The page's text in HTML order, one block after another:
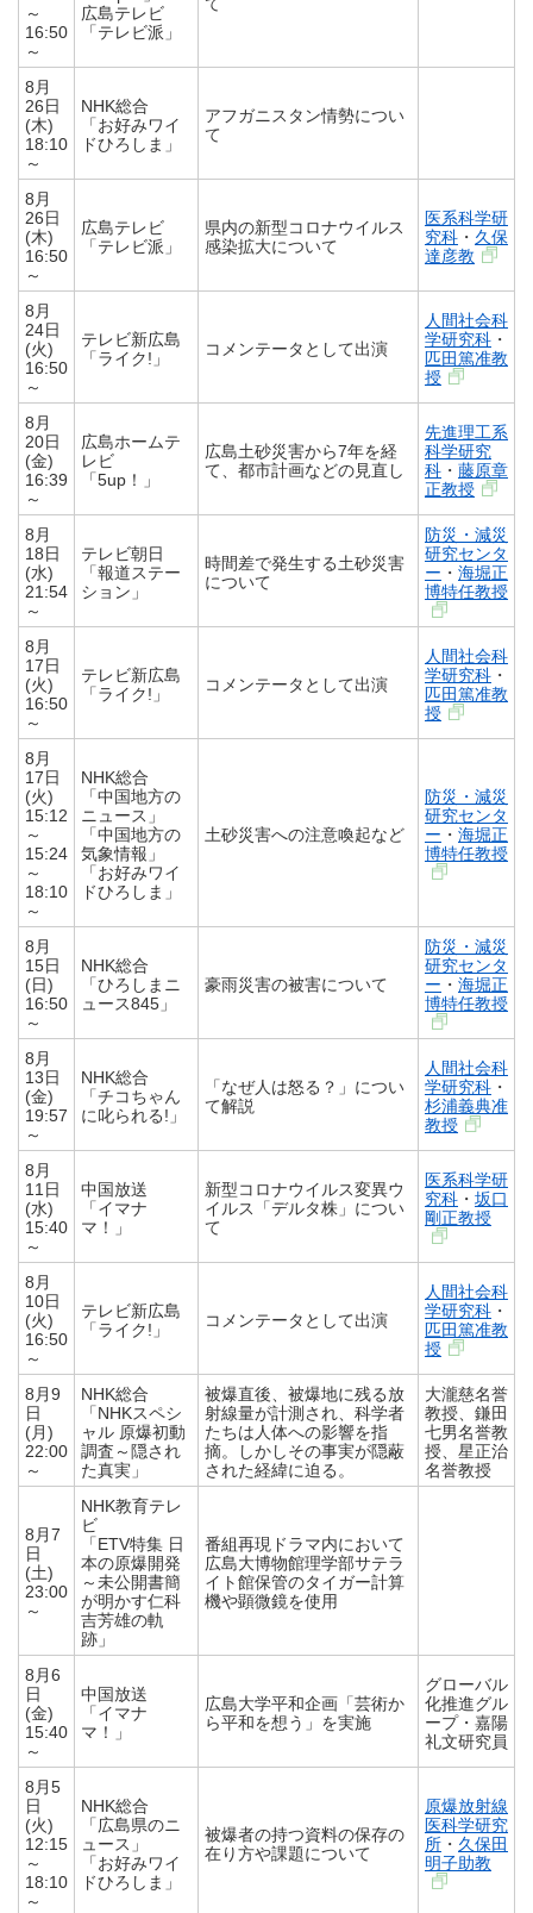
～
16:50
～
広島テレビ
「テレビ派」
8月
26日
(木)
18:10
～
NHK総合
「お好みワイ
ドひろしま」
アフガニスタン情勢につい
て
8月
26日
(木)
16:50
～
広島テレビ
「テレビ派」
県内の新型コロナウイルス
感染拡大について
医系科学研
究科 ・ 久保
達彦教
8月
24日
(火)
16:50
～
テレビ新広島
「ライク!」
コメンテータとして出演
人間社会科
学研究科 ・
匹田篤准教
授
8月
20日
(金)
16:39
～
広島ホームテ
レビ
「5up！」
広島土砂災害から7年を経
て、都市計画などの見直し
先進理工系
科学研究
科 ・ 藤原章
正教授
8月
18日
(水)
21:54
～
テレビ朝日
「報道ステー
ション」
時間差で発生する土砂災害
について
防災・減災
研究センタ
ー ・ 海堀正
博特任教授
8月
17日
(火)
16:50
～
テレビ新広島
「ライク!」
コメンテータとして出演
人間社会科
学研究科 ・
匹田篤准教
授
8月
17日
(火)
15:12
～
15:24
～
18:10
～
NHK総合
「中国地方の
ニュース」
「中国地方の
気象情報」
「お好みワイ
ドひろしま」
土砂災害への注意喚起など
防災・減災
研究センタ
ー ・ 海堀正
博特任教授
8月
15日
(日)
16:50
～
NHK総合
「ひろしまニ
ュース845」
豪雨災害の被害について
防災・減災
研究センタ
ー ・ 海堀正
博特任教授
8月
13日
(金)
19:57
～
NHK総合
「チコちゃん
に叱られる!」
「なぜ人は怒る？」につい
て解説
人間社会科
学研究科 ・
杉浦義典准
教授
8月
11日
(水)
15:40
～
中国放送
「イマナ
マ！」
新型コロナウイルス変異ウ
イルス「デルタ株」につい
て
医系科学研
究科 ・ 坂口
剛正教授
8月
10日
(火)
16:50
～
テレビ新広島
「ライク!」
コメンテータとして出演
人間社会科
学研究科 ・
匹田篤准教
授
8月9
日
(月)
22:00
～
NHK総合
「NHKスペシ
ャル 原爆初動
調査～隠され
た真実」
被爆直後、被爆地に残る放
射線量が計測され、科学者
たちは人体への影響を指
摘。しかしその事実が隠蔽
された経緯に迫る。
大瀧慈名誉
教授、鎌田
七男名誉教
授、星正治
名誉教授
8月7
日
(土)
23:00
～
NHK教育テレ
ビ
「ETV特集 日
本の原爆開発
～未公開書簡
が明かす仁科
吉芳雄の軌
跡」
番組再現ドラマ内において
広島大博物館理学部サテラ
イト館保管のタイガー計算
機や顕微鏡を使用
8月6
日
(金)
15:40
～
中国放送
「イマナ
マ！」
広島大学平和企画「芸術か
ら平和を想う」を実施
グローバル
化推進グル
ープ・嘉陽
礼文研究員
8月5
日
(火)
12:15
～
18:10
～
NHK総合
「広島県のニ
ュース」
「お好みワイ
ドひろしま」
被爆者の持つ資料の保存の
在り方や課題について
原爆放射線
医科学研究
所 ・ 久保田
明子助教